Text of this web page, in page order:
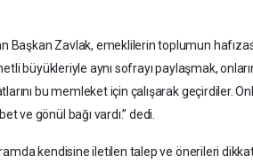
Başkan Zavlak, emeklilerin toplumun
büyükleriyle aynı sofrayı paylaşmak,
bu memleket için çalışarak geçirdiler.
ve gönül bağı vardı.” dedi.
kendisine iletilen talep ve önerileri